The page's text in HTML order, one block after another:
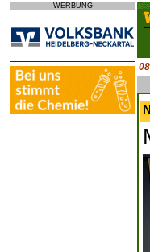
WERBUNG